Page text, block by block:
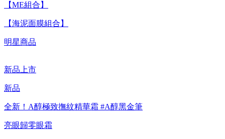
【綁定中信LINE Pay卡享最高6%回饋▼點我了解詳情】
【重要公告】IPSA 無法驗證非官方通路銷售之品牌商品的真實
【ME組合】
【海泥面膜組合】
明星商品
新品上市
新品
全新！A醇極致撫紋精華霜 #A醇黑金筆
亮眼歸零眼霜